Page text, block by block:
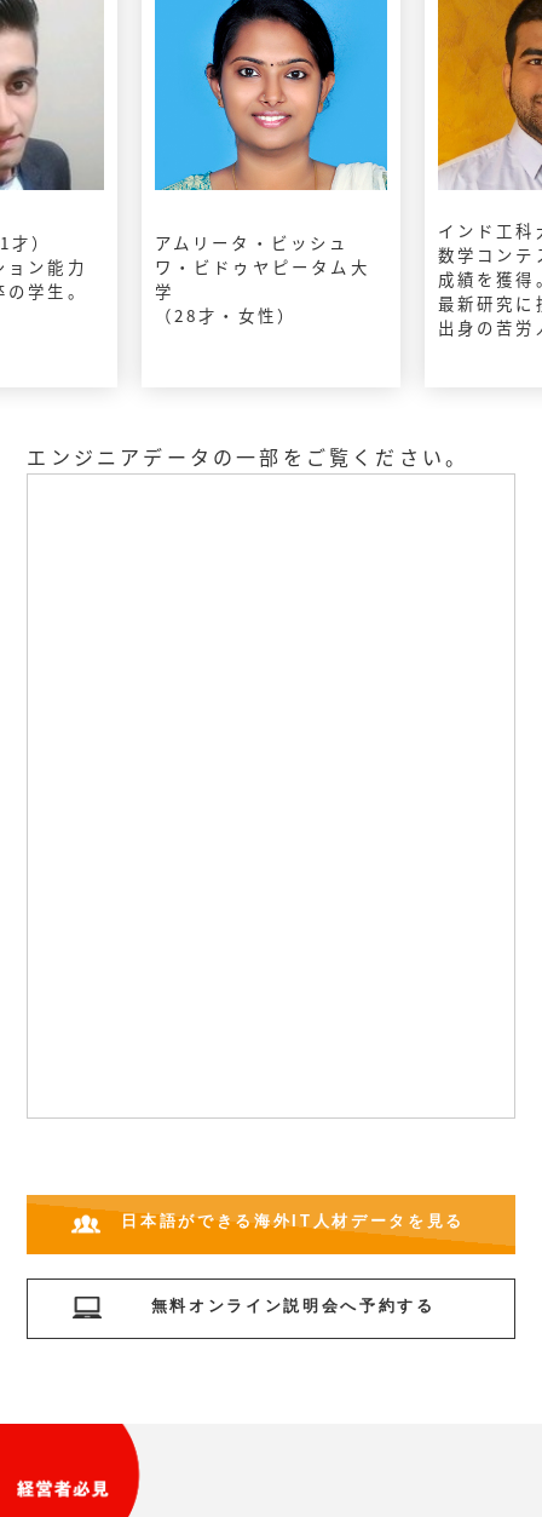
）
ョン能力
学生。
アムリータ・ビッシュ
ワ・ビドゥヤピータム大
学
（28才・女性）
インド工
数学コンテ
成績を獲
最新研究に
出身の苦労
エンジニアデータの一部をご覧ください。
日本語ができる海外IT人材データを見る
無料オンライン説明会へ予約する